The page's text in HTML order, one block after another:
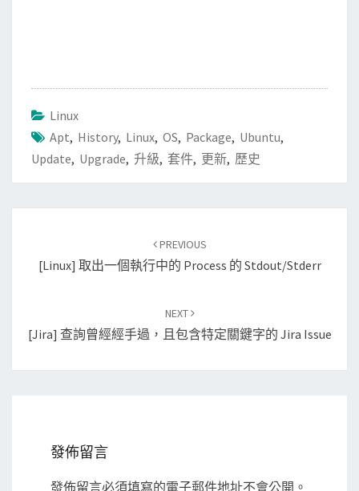
Linux
Apt, History, Linux, OS, Package, Ubuntu,
Update, Upgrade, 升級, 套件, 更新, 歷史
navigation
PREVIOUS
[Linux] 取出一個執行中的 Process 的 Stdout/stderr
NEXT
[Jira] 查詢曾經經手過，且包含特定關鍵字的 Jira Issue
發佈留言
發佈留言必須填寫的電子郵件地址不會公開。